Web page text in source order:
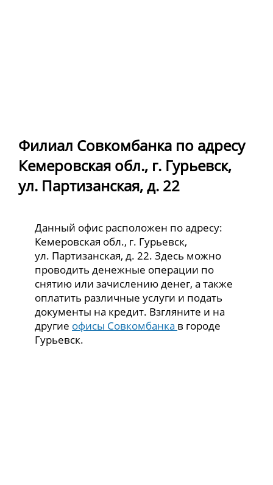
Филиал Совкомбанка по адресу
Кемеровская обл., г. Гурьевск,
ул. Партизанская, д. 22
Данный офис расположен по адресу:
Кемеровская обл., г. Гурьевск,
ул. Партизанская, д. 22. Здесь можно
проводить денежные операции по
снятию или зачислению денег, а также
оплатить различные услуги и подать
документы на кредит. Взгляните и на
другие офисы Совкомбанка в городе
Гурьевск.